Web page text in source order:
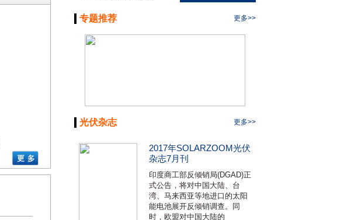
专题推荐 更多>>
光伏杂志 更多>>
2017年SOLARZOOM光伏
杂志7月刊
印度商工部反倾销局(DGAD)正
式公告，将对中国大陆、台
湾、马来西亚等地进口的太阳
能电池展开反倾销调查。同
时，欧盟对中国大陆的